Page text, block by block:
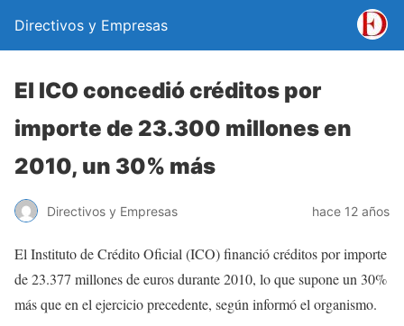
Directivos y Empresas
El ICO concedió créditos por
importe de 23.300 millones en
2010, un 30% más
Directivos y Empresas hace 12 años
El Instituto de Crédito Oficial (ICO) financió créditos por importe
de 23.377 millones de euros durante 2010, lo que supone un 30%
más que en el ejercicio precedente, según informó el organismo.